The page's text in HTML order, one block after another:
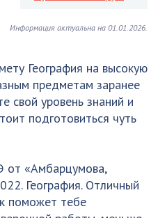
Информация актуальна на 01.01.2026.
География на высокую
предметам заранее
свой уровень знаний и
подготовиться чуть
от «Амбарцумова,
География. Отличный
поможет тебе